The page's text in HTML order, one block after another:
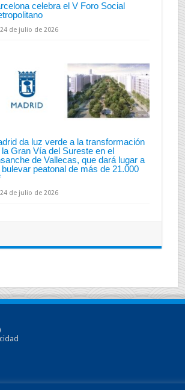
celebra el V Foro Social
24 de julio de 2026
da luz verde a la transformación
la Gran Vía del Sureste en el
de Vallecas, que dará lugar a
bulevar peatonal de más de 21.000
24 de julio de 2026